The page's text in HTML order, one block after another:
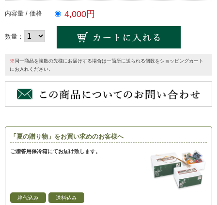
内容量 / 価格 4,000円
数量：
※ 同一商品を複数の先様にお届けする場合は一箇所に送られる個数をショッピングカート
にお入れください。
「夏の贈り物」をお買い求めのお客様へ
ご贈答用保冷箱にてお届け致します。
箱代込み 送料込み